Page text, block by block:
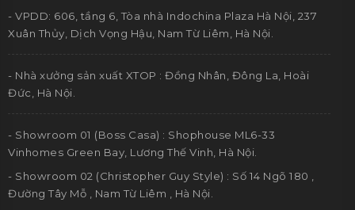
- VPDD: 606, tầng 6, Tòa nhà Indochina Plaza Hà Nội, 237
Xuân Thủy, Dịch Vọng Hậu, Nam Từ Liêm, Hà Nội.
- Nhà xưởng sản xuất XTOP : Đồng Nhân, Đông La, Hoài
Đức, Hà Nội.
- Showroom 01 (Boss Casa) : Shophouse ML6-33
Vinhomes Green Bay, Lương Thế Vinh, Hà Nội.
- Showroom 02 (Christopher Guy Style) : Số 14 Ngõ 180 ,
Đường Tây Mỗ , Nam Từ Liêm , Hà Nội.